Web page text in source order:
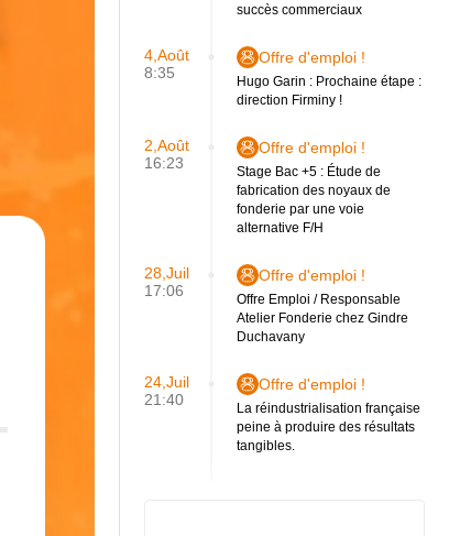
succès commerciaux
4,Août
8:35
Offre d'emploi !
Hugo Garin : Prochaine étape :
direction Firminy !
2,Août
16:23
Offre d'emploi !
Stage Bac +5 : Étude de
fabrication des noyaux de
fonderie par une voie
alternative F/H
28,Juil
17:06
Offre d'emploi !
Offre Emploi / Responsable
Atelier Fonderie chez Gindre
Duchavany
24,Juil
21:40
Offre d'emploi !
La réindustrialisation française
peine à produire des résultats
tangibles.